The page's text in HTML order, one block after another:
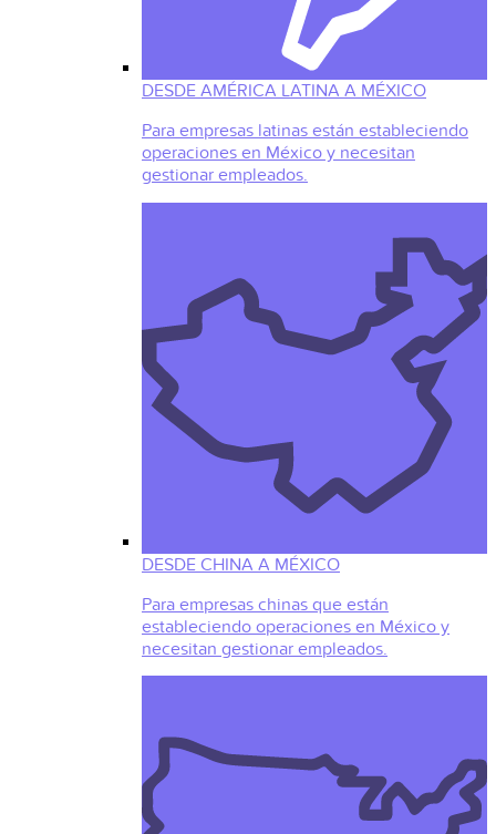
DESDE AMÉRICA LATINA A MÉXICO
Para empresas latinas están estableciendo
operaciones en México y necesitan
gestionar empleados.
DESDE CHINA A MÉXICO
Para empresas chinas que están
estableciendo operaciones en México y
necesitan gestionar empleados.